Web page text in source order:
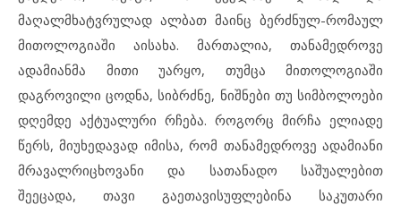
მაღალმხატვრულად ალბათ მაინც ბერძნულ-რომაულ
მითოლოგიაში აისახა. მართალია, თანამედროვე
ადამიანმა მითი უარყო, თუმცა მითოლოგიაში
დაგროვილი ცოდნა, სიბრძნე, ნიშნები თუ სიმბოლოები
დღემდე აქტუალური რჩება. როგორც მირჩა ელიადე
წერს, მიუხედავად იმისა, რომ თანამედროვე ადამიანი
მრავალრიცხოვანი და სათანადო საშუალებით
შეეცადა, თავი გაეთავისუფლებინა საკუთარი